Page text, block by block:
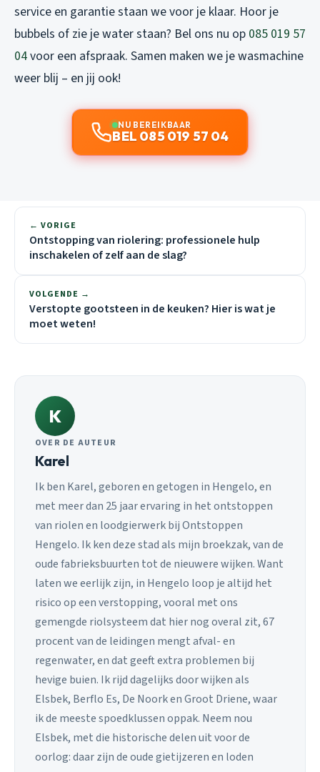
service en garantie staan we voor je klaar. Hoor je
bubbels of zie je water staan? Bel ons nu op 085 019 57
04voor een afspraak. Samen maken we je wasmachine
weer blij – en jij ook!
NU BEREIKBAAR
BEL 085 019 57 04
← VORIGE
Ontstopping van riolering: professionele hulp
inschakelen of zelf aan de slag?
VOLGENDE →
Verstopte gootsteen in de keuken? Hier is wat je
moet weten!
K
OVER DE AUTEUR
Karel
Ik ben Karel, geboren en getogen in Hengelo, en
met meer dan 25 jaar ervaring in het ontstoppen
van riolen en loodgierwerk bij Ontstoppen
Hengelo. Ik ken deze stad als mijn broekzak, van de
oude fabrieksbuurten tot de nieuwere wijken. Want
laten we eerlijk zijn, in Hengelo loop je altijd het
risico op een verstopping, vooral met ons
gemengde riolsysteem dat hier nog overal zit, 67
procent van de leidingen mengt afval- en
regenwater, en dat geeft extra problemen bij
hevige buien. Ik rijd dagelijks door wijken als
Elsbek, Berflo Es, De Noork en Groot Driene, waar
ik de meeste spoedklussen oppak. Neem nou
Elsbek, met die historische delen uit voor de
oorlog: daar zijn de oude gietijzeren en loden